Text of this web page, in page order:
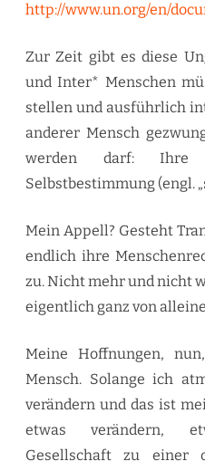
http://www.un.org/en/
Zur Zeit gibt es diese
und Inter* Menschen
stellen und ausführlich
anderer Mensch
werden darf: Ihre
Selbstbestimmung (engl.
Mein Appell? Gesteht
endlich ihre
zu. Nicht mehr und nicht
eigentlich ganz von
Meine Hoffnungen,
Mensch. Solange ich
verändern und das ist
etwas verändern,
Gesellschaft zu einer